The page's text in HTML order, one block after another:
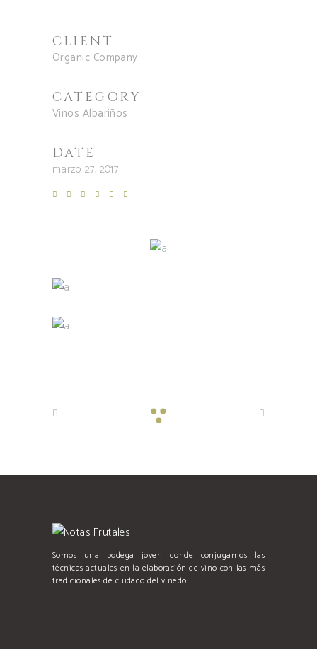
CLIENT
Organic Company
CATEGORY
Vinos Albariños
DATE
marzo 27, 2017
Somos una bodega joven donde conjugamos las
técnicas actuales en la elaboración de vino con las más
tradicionales de cuidado del viñedo.